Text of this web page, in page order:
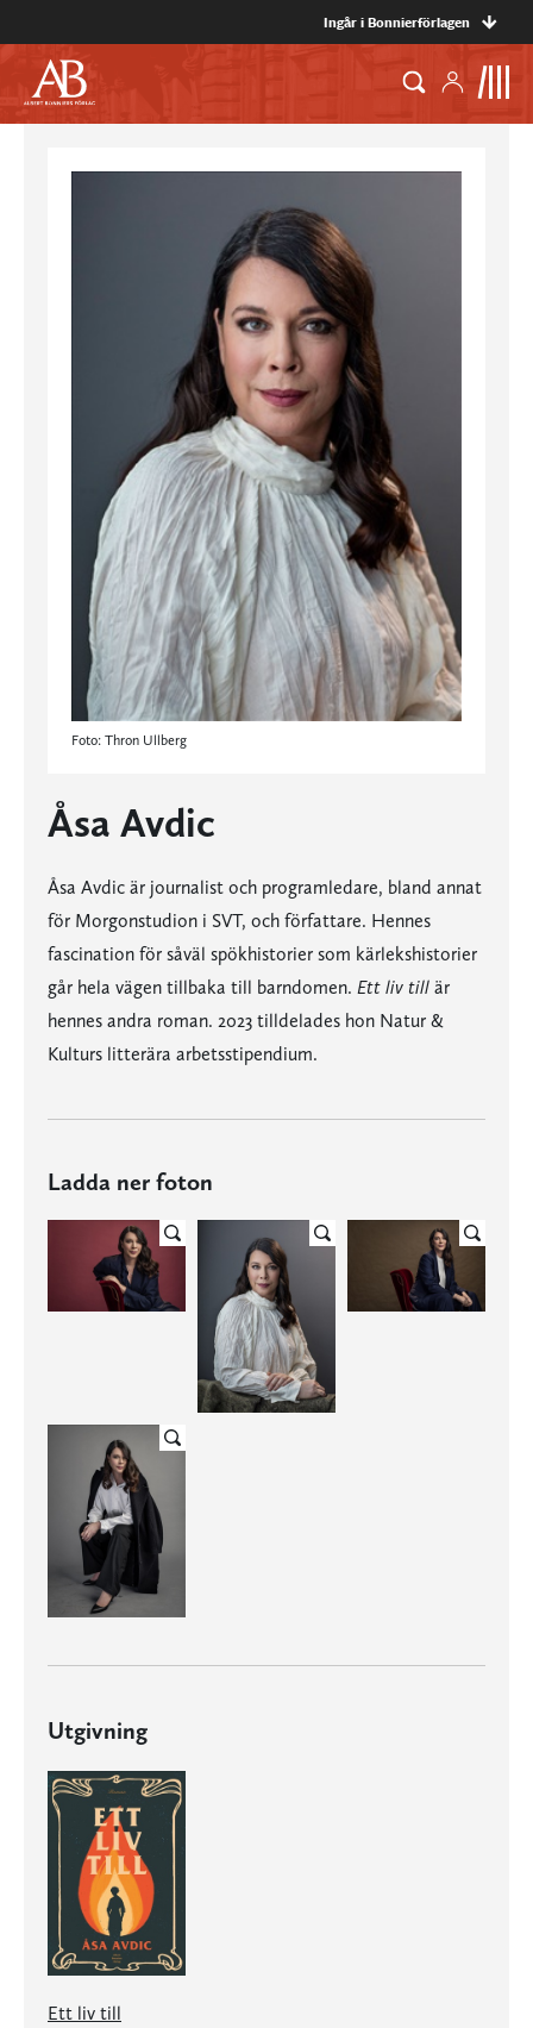
Ingår i Bonnierförlagen
Foto: Thron Ullberg
Åsa Avdic
Åsa Avdic är journalist och programledare, bland annat
för Morgonstudion i SVT, och författare. Hennes
fascination för såväl spökhistorier som kärlekshistorier
går hela vägen tillbaka till barndomen. Ett liv till är
hennes andra roman. 2023 tilldelades hon Natur &
Kulturs litterära arbetsstipendium.
Ladda ner foton
Utgivning
Ett liv till